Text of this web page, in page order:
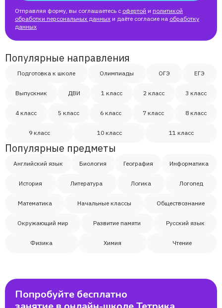
Отправляя форму, вы соглашаетесь с офертой и политикой
обработки персональных данных и даёте согласие на обработку
данных
Популярные направления
Подготовка к школе Олимпиады ОГЭ ЕГЭ
Выпускник ДВИ 1 класс 2 класс 3 класс
4 класс 5 класс 6 класс 7 класс 8 класс
9 класс 10 класс 11 класс
Популярные предметы
Английский язык Биология География Информатика
История Литература Логика Логопед
Математика Начальные классы Обществознание
Окружающий мир Развитие памяти Русский язык
Физика Химия Чтение
Попробуйте бесплатно